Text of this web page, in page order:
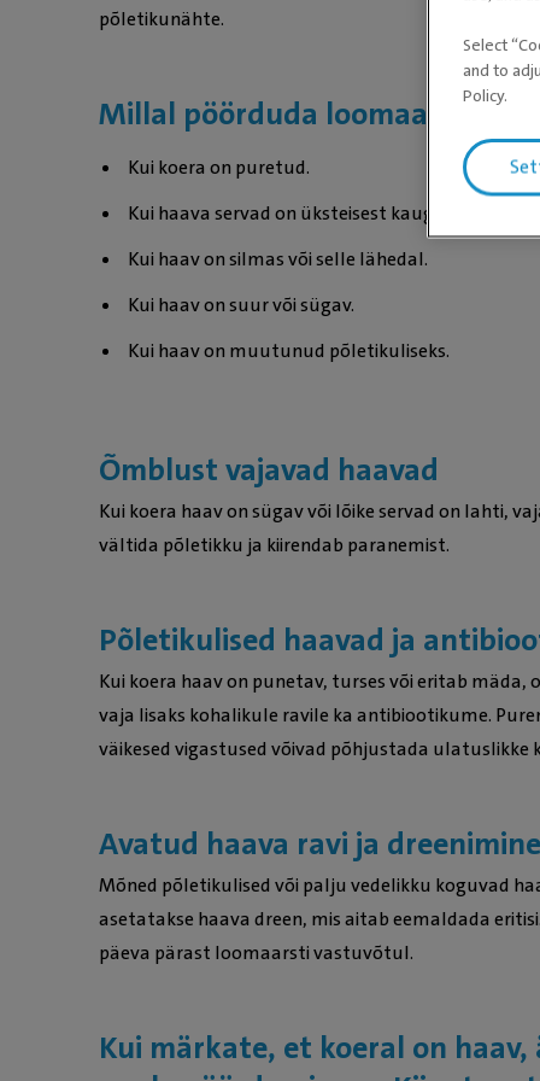
põletikunähte.
Millal pöörduda loomaarsti
Kui koera on puretud.
Kui haava servad on üksteisest kaugel.
Kui haav on silmas või selle lähedal.
Kui haav on suur või sügav.
Kui haav on muutunud põletikuliseks.
Õmblust vajavad haavad
Kui koera haav on sügav või lõike servad on lahti,
vältida põletikku ja kiirendab paranemist.
Põletikulised haavad ja
Kui koera haav on punetav, turses või eritab mäda,
vaja lisaks kohalikule ravile ka antibiootikume.
väikesed vigastused võivad põhjustada ulatuslikke
Avatud haava ravi ja dreenimine
Mõned põletikulised või palju vedelikku koguvad
asetatakse haava dreen, mis aitab eemaldada
päeva pärast loomaarsti vastuvõtul.
Kui märkate, et koeral on
Select
and to
Policy.